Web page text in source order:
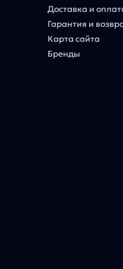
Доставка и
Гарантия и
Карта сайта
Бренды